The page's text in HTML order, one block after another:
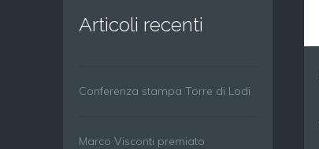
Articoli recenti
Conferenza stampa Torre di Lodi
Marco Visconti premiato